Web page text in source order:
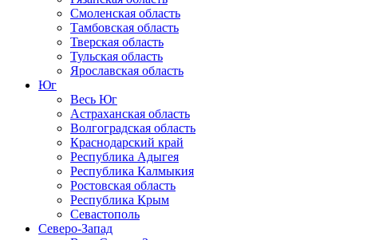
Смоленская область
Тамбовская область
Тверская область
Тульская область
Ярославская область
Юг
Весь Юг
Астраханская область
Волгоградская область
Краснодарский край
Республика Адыгея
Республика Калмыкия
Ростовская область
Республика Крым
Севастополь
Северо-Запад